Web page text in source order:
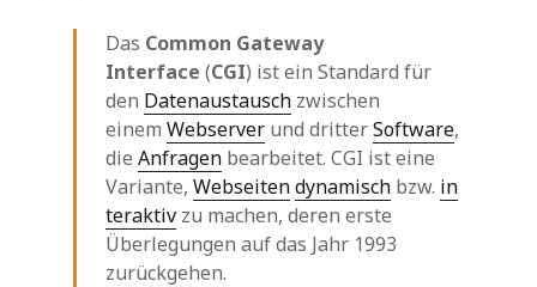
Das Common Gateway
Interface (CGI) ist ein Standard für
den Datenaustausch zwischen
einemWebserver und dritterSoftware,
dieAnfragen bearbeitet. CGI ist eine
Variante,Webseitendynamisch bzw. in
teraktiv zu machen, deren erste
Überlegungen auf das Jahr 1993
zurückgehen.